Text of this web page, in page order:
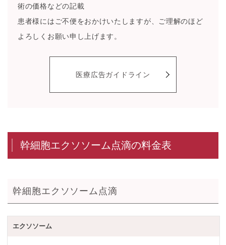
術の価格などの記載
患者様にはご不便をおかけいたしますが、ご理解のほど
よろしくお願い申し上げます。
医療広告ガイドライン
幹細胞エクソソーム点滴の料金表
幹細胞エクソソーム点滴
エクソソーム